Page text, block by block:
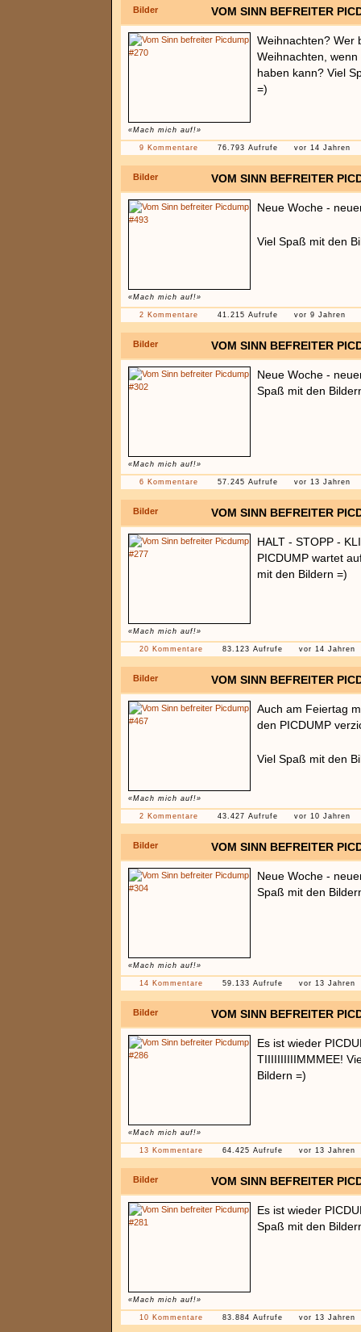
Bilder VOM SINN BEFREITER
«Mach mich auf!»
Weihnachten? Wer
Weihnachten,
haben kann? Viel
=)
9 Kommentare 76.793 Aufrufe vor 14 Jahren
Bilder VOM SINN BEFREITER
«Mach mich auf!»
Neue Woche -
Viel Spaß mit den
2 Kommentare 41.215 Aufrufe vor 9 Jahren
Bilder VOM SINN BEFREITER
«Mach mich auf!»
Neue Woche -
Spaß mit den
6 Kommentare 57.245 Aufrufe vor 13 Jahren
Bilder VOM SINN BEFREITER
«Mach mich auf!»
HALT - STOPP -
PICDUMP wartet
mit den Bildern =)
20 Kommentare 83.123 Aufrufe vor 14 Jahren
Bilder VOM SINN BEFREITER
«Mach mich auf!»
Auch am Feiertag
den PICDUMP
Viel Spaß mit den
2 Kommentare 43.427 Aufrufe vor 10 Jahren
Bilder VOM SINN BEFREITER
«Mach mich auf!»
Neue Woche -
Spaß mit den
14 Kommentare 59.133 Aufrufe vor 13 Jahren
Bilder VOM SINN BEFREITER
«Mach mich auf!»
Es ist wieder
TIIIIIIIIIIMMMEE!
Bildern =)
13 Kommentare 64.425 Aufrufe vor 13 Jahren
Bilder VOM SINN BEFREITER
«Mach mich auf!»
Es ist wieder
Spaß mit den
10 Kommentare 83.884 Aufrufe vor 13 Jahren